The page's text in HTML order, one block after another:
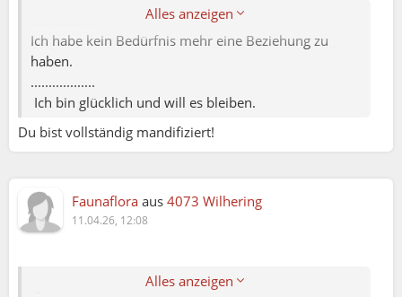
Alles anzeigen
Ich habe kein Bedürfnis mehr eine Beziehung zu
haben.
..................
Ich bin glücklich und will es bleiben.
Du bist vollständig mandifiziert!
Faunaflora aus 4073 Wilhering
11.04.26, 12:08
Alles anzeigen
Biene:
Faunaflora:
Sorry würde mich interessieren wo du dieses
Thema von Jänner 2024 gefunden hast?
Abgesehen davon dass es ein sehr interessantes
Thema ist ,,,,
Faunaflora:
Thema von Jänner 2024 gefunden hast?